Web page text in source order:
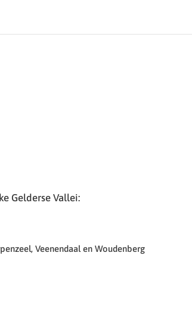
Gelderse Vallei:
Veenendaal en Woudenberg